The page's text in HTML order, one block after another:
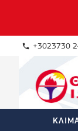
+3023730